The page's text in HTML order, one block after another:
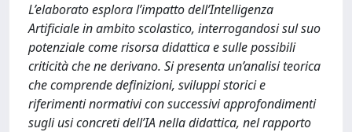
L’elaborato esplora l’impatto dell’Intelligenza
Artificiale in ambito scolastico, interrogandosi sul suo
potenziale come risorsa didattica e sulle possibili
criticità che ne derivano. Si presenta un’analisi teorica
che comprende definizioni, sviluppi storici e
riferimenti normativi con successivi approfondimenti
sugli usi concreti dell’IA nella didattica, nel rapporto